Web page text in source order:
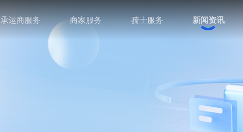
承运商服务 商家服务 骑士服务 新闻资讯